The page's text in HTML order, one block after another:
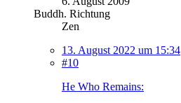
Buddh. Richtung
Zen
13. August 2022 um 15:34
#10
He Who Remains: